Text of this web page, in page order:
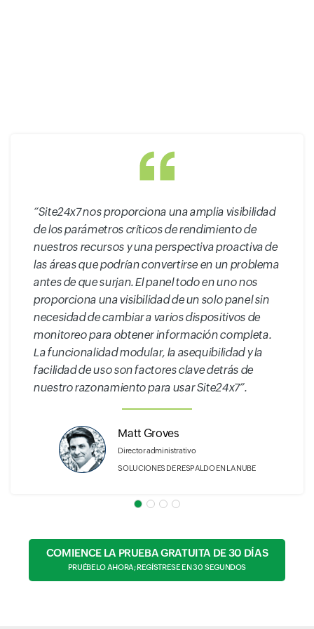
“Site24x7 nos proporciona una amplia visibilidad
de los parámetros críticos de rendimiento de
nuestros recursos y una perspectiva proactiva de
las áreas que podrían convertirse en un problema
antes de que surjan. El panel todo en uno nos
proporciona una visibilidad de un solo panel sin
necesidad de cambiar a varios dispositivos de
monitoreo para obtener información completa.
La funcionalidad modular, la asequibilidad y la
facilidad de uso son factores clave detrás de
nuestro razonamiento para usar Site24x7”.
Matt Groves
Director administrativo
SOLUCIONES DE RESPALDO EN LA NUBE
COMIENCE LA PRUEBA GRATUITA DE 30 DÍAS
PRUÉBELO AHORA; REGÍSTRESE EN 30 SEGUNDOS